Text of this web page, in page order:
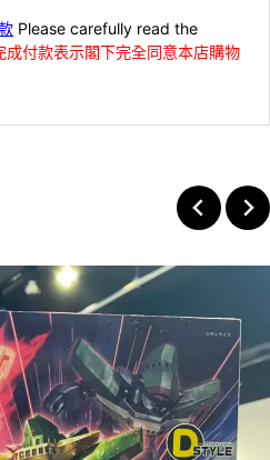
Please carefully read the
成付款表示閣下完全同意本店購物